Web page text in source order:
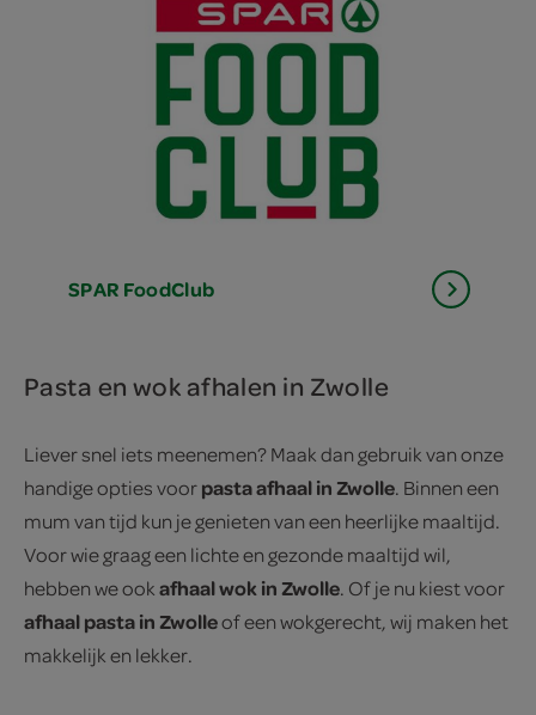
SPAR FoodClub
Pasta en wok afhalen in Zwolle
Liever snel iets meenemen? Maak dan gebruik van onze
handige opties voorpasta afhaal in Zwolle. Binnen een
mum van tijd kun je genieten van een heerlijke maaltijd.
Voor wie graag een lichte en gezonde maaltijd wil,
hebben we ookafhaal wok in Zwolle. Of je nu kiest voor
afhaal pasta in Zwolleof een wokgerecht, wij maken het
makkelijk en lekker.